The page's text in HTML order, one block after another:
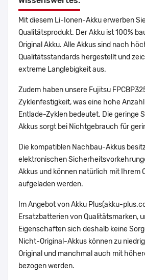
Mit diesem Li-Ionen-Akku erwerben
Qualitätsprodukt. Der Akku ist 100%
Original Akku. Alle Akkus sind nach
Qualitätsstandards hergestellt und
extreme Langlebigkeit aus.
Zudem haben unsere Fujitsu
Zyklenfestigkeit, was eine hohe
Entlade-Zyklen bedeutet. Die geringe
Akkus sorgt bei Nichtgebrauch für
Die kompatiblen Nachbau-Akkus
elektronischen
Akkus und können natürlich mit Ihrem
aufgeladen werden.
Im Angebot von Akku Plus(akku-
Ersatzbatterien von Qualitätsmarken,
Eigenschaften sich deshalb keine
Nicht-Original-Akkus können zu
Original und manchmal auch mit
bezogen werden.